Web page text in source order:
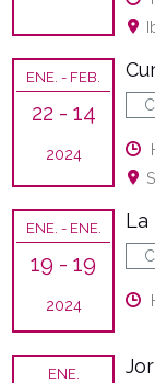
ENE. - FEB.
22 - 14
2024
ENE. - ENE.
19 - 19
2024
La
ENE.